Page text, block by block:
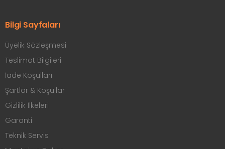
Bilgi Sayfaları
Üyelik Sözleşmesi
Teslimat Bilgileri
İade Koşulları
Şartlar & Koşullar
Gizlilik İlkeleri
Garanti
Teknik Servis